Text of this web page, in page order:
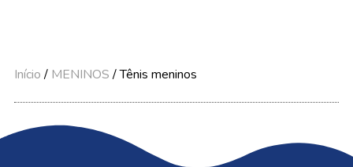
Início/ MENINOS/ Tênis meninos